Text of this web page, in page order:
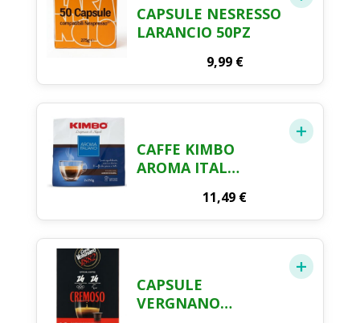
CAPSULE NESRESSO
LARANCIO 50PZ
9,99 €
CAFFE KIMBO
AROMA ITAL
11,49 €
CAPSULE
VERGNANO